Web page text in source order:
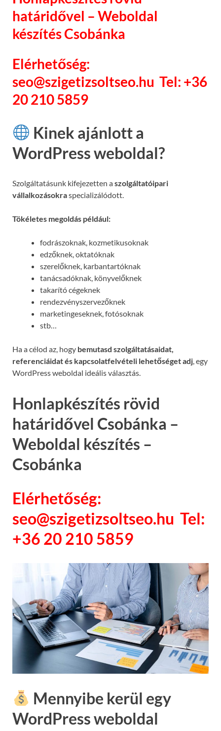
határidővel – Weboldal
készítés Csobánka
Elérhetőség:
seo@szigetizsoltseo.hu Tel: +36
20 210 5859
Kinek ajánlott a
WordPress weboldal?
Szolgáltatásunk kifejezetten aszolgáltatóipari
vállalkozásokraspecializálódott.
Tökéletes megoldás például:
fodrászoknak, kozmetikusoknak
edzőknek, oktatóknak
szerelőknek, karbantartóknak
tanácsadóknak, könyvelőknek
takarító cégeknek
rendezvényszervezőknek
marketingeseknek, fotósoknak
stb…
Ha a célod az, hogy bemutasd szolgáltatásaidat,
referenciáidat és kapcsolatfelvételi lehetőséget adj , egy
WordPress weboldal ideális választás.
Honlapkészítés rövid
határidővel Csobánka –
Weboldal készítés –
Csobánka
Elérhetőség:
seo@szigetizsoltseo.hu Tel:
+36 20 210 5859
Mennyibe kerül egy
WordPress weboldal